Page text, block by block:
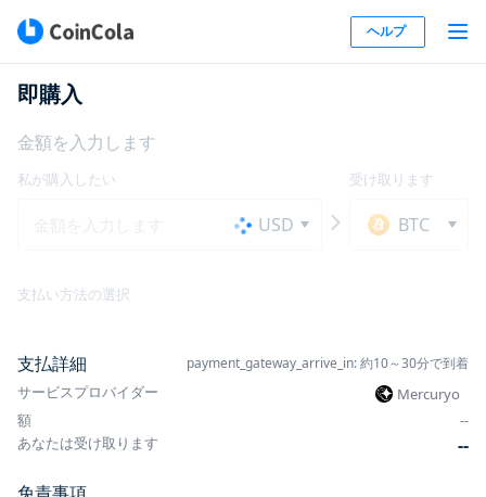
ヘルプ
即購入
金額を入力します
私が購入したい
USD
受け取ります
BTC
支払い方法の選択
支払詳細 payment_gateway_arrive_in: 約10～30分で到着
サービスプロバイダー
Mercuryo
額
--
あなたは受け取ります
--